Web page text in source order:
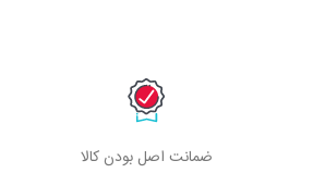
ضمانت اصل بودن کالا